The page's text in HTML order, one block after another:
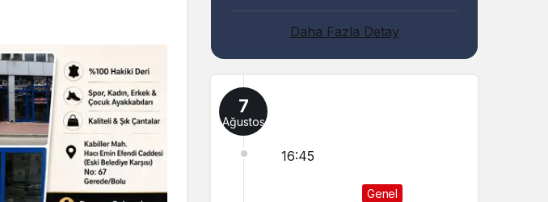
Daha Fazla Detay
7
Ağustos
16:45
Genel